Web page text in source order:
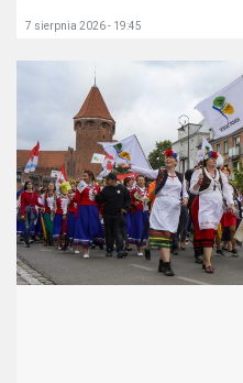
7 sierpnia 2026 - 19:45